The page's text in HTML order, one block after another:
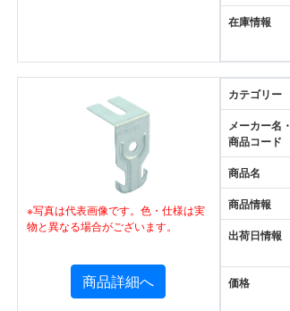
在庫情報
※写真は代表画像です。色・仕様は実
物と異なる場合がございます。
商品詳細へ
カテゴリー
メーカー名・
商品コード
商品名
商品情報
出荷日情報
価格